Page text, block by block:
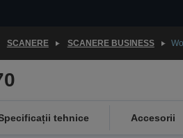
SCANERE SCANERE BUSINESS
tehnice Accesorii